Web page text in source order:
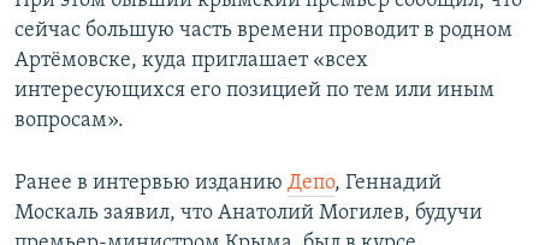
сейчас большую часть времени проводит в родном
Артёмовске, куда приглашает «всех
интересующихся его позицией по тем или иным
вопросам».
Ранее в интервью изданию Депо, Геннадий
Москаль заявил, что Анатолий Могилев, будучи